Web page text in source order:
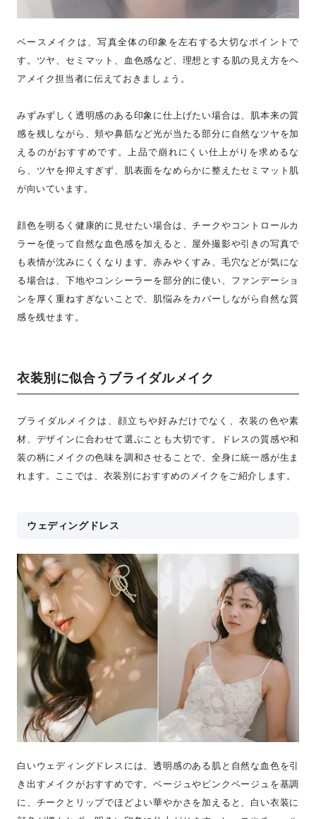
ベースメイクは、写真全体の印象を左右する大切なポイントで
す。ツヤ、セミマット、血色感など、理想とする肌の見え方をヘ
アメイク担当者に伝えておきましょう。
みずみずしく透明感のある印象に仕上げたい場合は、肌本来の質
感を残しながら、頬や鼻筋など光が当たる部分に自然なツヤを加
えるのがおすすめです。上品で崩れにくい仕上がりを求めるな
ら、ツヤを抑えすぎず、肌表面をなめらかに整えたセミマット肌
が向いています。
顔色を明るく健康的に見せたい場合は、チークやコントロールカ
ラーを使って自然な血色感を加えると、屋外撮影や引きの写真で
も表情が沈みにくくなります。赤みやくすみ、毛穴などが気にな
る場合は、下地やコンシーラーを部分的に使い、ファンデーショ
ンを厚く重ねすぎないことで、肌悩みをカバーしながら自然な質
感を残せます。
衣装別に似合うブライダルメイク
ブライダルメイクは、顔立ちや好みだけでなく、衣装の色や素
材、デザインに合わせて選ぶことも大切です。ドレスの質感や和
装の柄にメイクの色味を調和させることで、全身に統一感が生ま
れます。ここでは、衣装別におすすめのメイクをご紹介します。
ウェディングドレス
白いウェディングドレスには、透明感のある肌と自然な血色を引
き出すメイクがおすすめです。ベージュやピンクベージュを基調
に、チークとリップでほどよい華やかさを加えると、白い衣装に